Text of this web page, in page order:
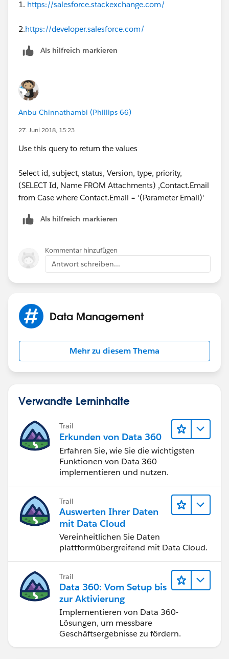
Prashant
1. https://salesforce.stackexchange.com/
2.https://developer.salesforce.com/
Als hilfreich markieren
Anbu Chinnathambi (Phillips 66)
27. Juni 2018, 15:23
Use this query to return the values
Select id, subject, status, Version, type, priority,
(SELECT Id, Name FROM Attachments) ,Contact.Email
from Case where Contact.Email = '(Parameter Email)'
Als hilfreich markieren
Kommentar hinzufügen
Antwort schreiben...
Data Management
Mehr zu diesem Thema
Verwandte Lerninhalte
Trail
Erkunden von Data 360
Erfahren Sie, wie Sie die wichtigsten
Funktionen von Data 360
implementieren und nutzen.
Trail
Auswerten Ihrer Daten
mit Data Cloud
Vereinheitlichen Sie Daten
plattformübergreifend mit Data Cloud.
Trail
Data 360: Vom Setup bis
zur Aktivierung
Implementieren von Data 360-
Lösungen, um messbare
Geschäftsergebnisse zu fördern.